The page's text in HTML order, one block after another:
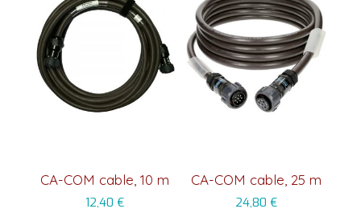
CA-COM cable, 10 m
12,40 €
CA-COM cable, 25 m
24,80€